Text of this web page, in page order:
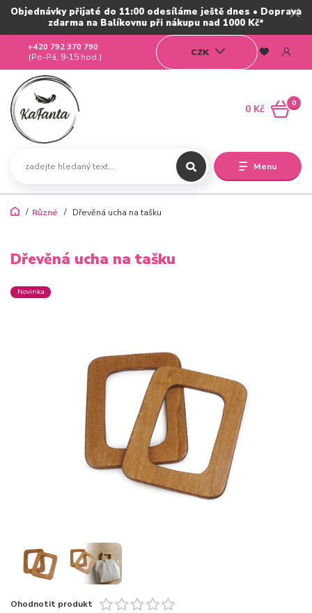
Objednávky přijaté do 11:00 odesíláme ještě dnes • Doprava
zdarma na Balíkovnu při nákupu nad 1000 Kč*
Menu
CZK
+420 792 370 790
(Po-Pá, 9-15 hod.)
0
0 Kč
Různé Dřevěná ucha na tašku
Dřevěná ucha na tašku
Novinka
Ohodnotit produkt